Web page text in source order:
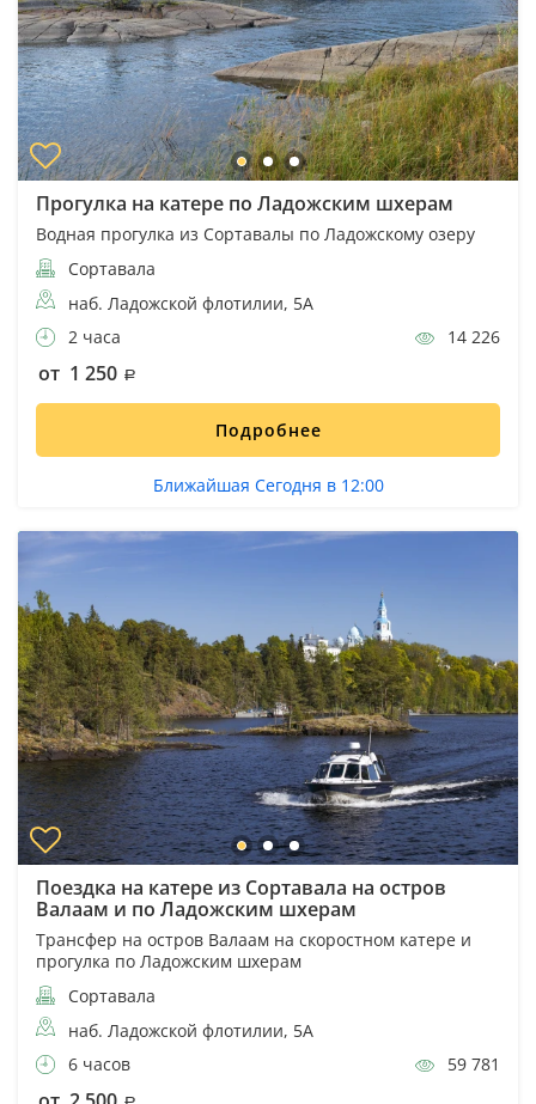
Прогулка на катере по Ладожским шхерам
Водная прогулка из Сортавалы по Ладожскому озеру
Сортавала
наб. Ладожской флотилии, 5А
2 часа
14 226
от 1 250
Подробнее
Ближайшая Сегодня в 12:00
Поездка на катере из Сортавала на остров
Валаам и по Ладожским шхерам
Трансфер на остров Валаам на скоростном катере и
прогулка по Ладожским шхерам
Сортавала
наб. Ладожской флотилии, 5А
6 часов
59 781